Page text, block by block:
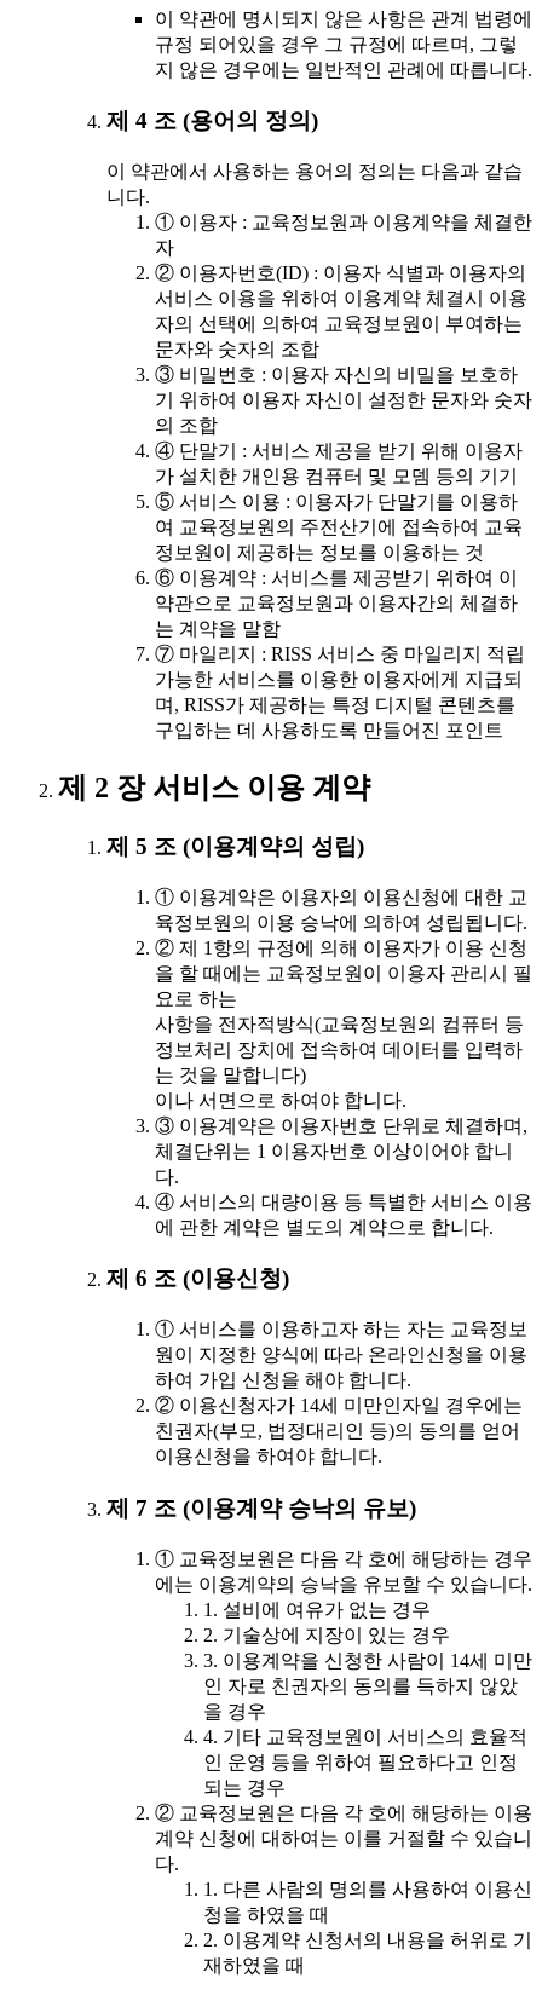
이 약관에 명시되지 않은 사항은 관계 법령에
규정 되어있을 경우 그 규정에 따르며, 그렇
지 않은 경우에는 일반적인 관례에 따릅니다.
제 4 조 (용어의 정의)
이 약관에서 사용하는 용어의 정의는 다음과 같습
니다.
① 이용자 : 교육정보원과 이용계약을 체결한
자
② 이용자번호(ID) : 이용자 식별과 이용자의
서비스 이용을 위하여 이용계약 체결시 이용
자의 선택에 의하여 교육정보원이 부여하는
문자와 숫자의 조합
③ 비밀번호 : 이용자 자신의 비밀을 보호하
기 위하여 이용자 자신이 설정한 문자와 숫자
의 조합
④ 단말기 : 서비스 제공을 받기 위해 이용자
가 설치한 개인용 컴퓨터 및 모뎀 등의 기기
⑤ 서비스 이용 : 이용자가 단말기를 이용하
여 교육정보원의 주전산기에 접속하여 교육
정보원이 제공하는 정보를 이용하는 것
⑥ 이용계약 : 서비스를 제공받기 위하여 이
약관으로 교육정보원과 이용자간의 체결하
는 계약을 말함
⑦ 마일리지 : RISS 서비스 중 마일리지 적립
가능한 서비스를 이용한 이용자에게 지급되
며, RISS가 제공하는 특정 디지털 콘텐츠를
구입하는 데 사용하도록 만들어진 포인트
제 2 장 서비스 이용 계약
제 5 조 (이용계약의 성립)
① 이용계약은 이용자의 이용신청에 대한 교
육정보원의 이용 승낙에 의하여 성립됩니다.
② 제 1항의 규정에 의해 이용자가 이용 신청
을 할 때에는 교육정보원이 이용자 관리시 필
요로 하는
사항을 전자적방식(교육정보원의 컴퓨터 등
정보처리 장치에 접속하여 데이터를 입력하
는 것을 말합니다)
이나 서면으로 하여야 합니다.
③ 이용계약은 이용자번호 단위로 체결하며,
체결단위는 1 이용자번호 이상이어야 합니
다.
④ 서비스의 대량이용 등 특별한 서비스 이용
에 관한 계약은 별도의 계약으로 합니다.
제 6 조 (이용신청)
① 서비스를 이용하고자 하는 자는 교육정보
원이 지정한 양식에 따라 온라인신청을 이용
하여 가입 신청을 해야 합니다.
② 이용신청자가 14세 미만인자일 경우에는
친권자(부모, 법정대리인 등)의 동의를 얻어
이용신청을 하여야 합니다.
제 7 조 (이용계약 승낙의 유보)
① 교육정보원은 다음 각 호에 해당하는 경우
에는 이용계약의 승낙을 유보할 수 있습니다.
1. 설비에 여유가 없는 경우
2. 기술상에 지장이 있는 경우
3. 이용계약을 신청한 사람이 14세 미만
인 자로 친권자의 동의를 득하지 않았
을 경우
4. 기타 교육정보원이 서비스의 효율적
인 운영 등을 위하여 필요하다고 인정
되는 경우
② 교육정보원은 다음 각 호에 해당하는 이용
계약 신청에 대하여는 이를 거절할 수 있습니
다.
1. 다른 사람의 명의를 사용하여 이용신
청을 하였을 때
2. 이용계약 신청서의 내용을 허위로 기
재하였을 때